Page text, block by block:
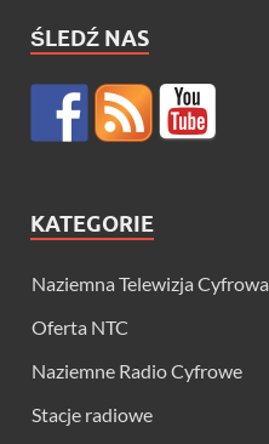
ŚLEDŹ NAS
KATEGORIE
Naziemna Telewizja Cyfrowa
Oferta NTC
Naziemne Radio Cyfrowe
Stacje radiowe